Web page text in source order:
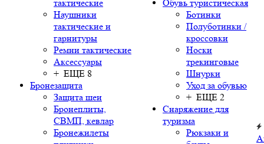
тактические
Наушники
тактические и
гарнитуры
Ремни тактические
Аксессуары
+ ЕЩЕ 8
Бронезащита
Защита шеи
Бронеплиты,
СВМП, кевлар
Бронежилеты
Обувь туристическая
Ботинки
Полуботинки /
кроссовки
Носки
трекинговые
Шнурки
Уход за обувью
+ ЕЩЕ 2
Снаряжение для
туризма
Рюкзаки и